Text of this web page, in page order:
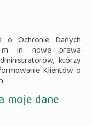
Ochronie Danych
m. in. nowe prawa
którzy
Klientów o
moje dane